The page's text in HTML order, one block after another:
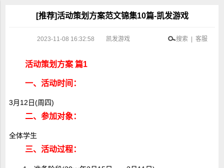
[推荐]活动策划方案范文锦集10篇-凯发游戏
2023-11-08 16:32:58 凯发游戏 搜索 | 客服
活动策划方案 篇1
一、活动时间：
3月12日(周四)
二、参加对象：
全体学生
三、活动过程：